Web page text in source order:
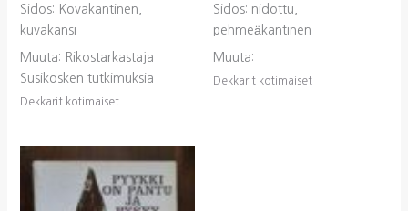
Sidos: Kovakantinen,
kuvakansi
Muuta: Rikostarkastaja
Susikosken tutkimuksia
Dekkarit kotimaiset
Sidos: nidottu,
pehmeäkantinen
Muuta:
Dekkarit kotimaiset